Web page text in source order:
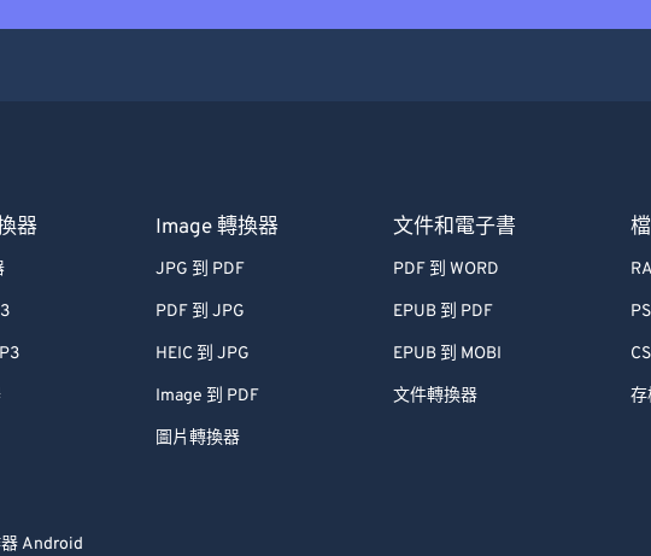
器 Image 轉換器
JPG 到 PDF
PDF 到 JPG
HEIC 到 JPG
Image 到 PDF
圖片轉換器
文件和電子書
PDF 到 WORD
EPUB 到 PDF
EPUB 到 MOBI
文件轉換器 存
Android